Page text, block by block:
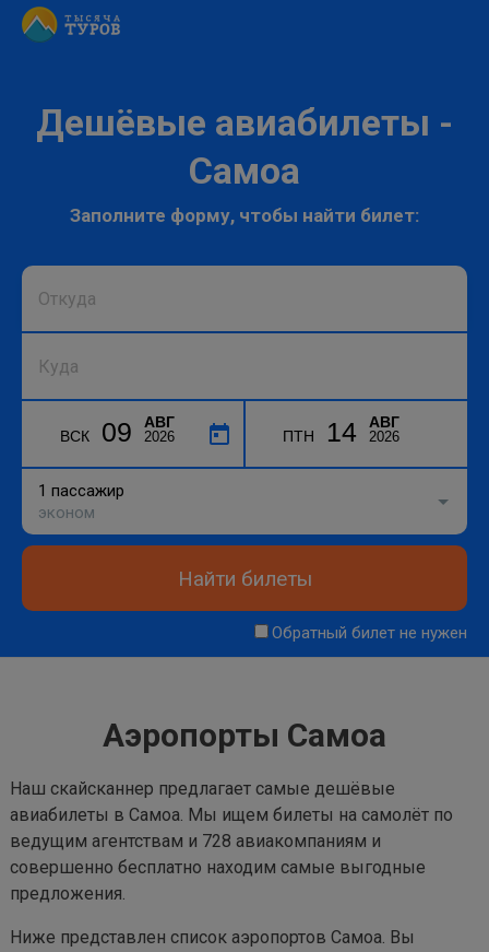
Дешёвые авиабилеты -
Самоа
Заполните форму, чтобы найти билет:
ВСК 09 АВГ
2026 ПТН 14 АВГ
2026
1 пассажир
эконом
Найти билеты
Обратный билет не нужен
Аэропорты Самоа
Наш скайсканнер предлагает самые дешёвые
авиабилеты в Самоа. Мы ищем билеты на самолёт по
ведущим агентствам и 728 авиакомпаниям и
совершенно бесплатно находим самые выгодные
предложения.
Ниже представлен список аэропортов Самоа. Вы